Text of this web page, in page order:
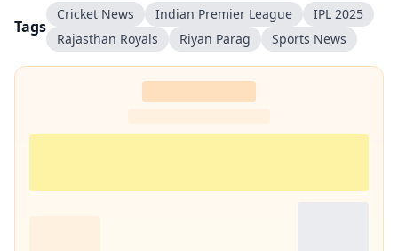
Tags
Cricket News Indian Premier League
IPL 2025
Rajasthan Royals
Riyan Parag Sports News